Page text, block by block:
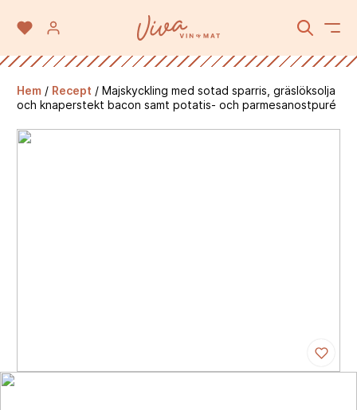
Hem / Recept / Majskyckling med sotad sparris, gräslöksolja
och knaperstekt bacon samt potatis- och parmesanostpuré